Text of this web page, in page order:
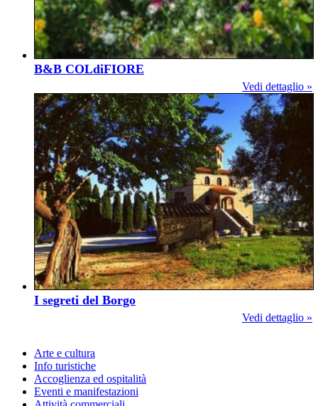
B&B COLdiFIORE
Vedi dettaglio »
I segreti del Borgo
Vedi dettaglio »
Arte e cultura
Info turistiche
Accoglienza ed ospitalità
Eventi e manifestazioni